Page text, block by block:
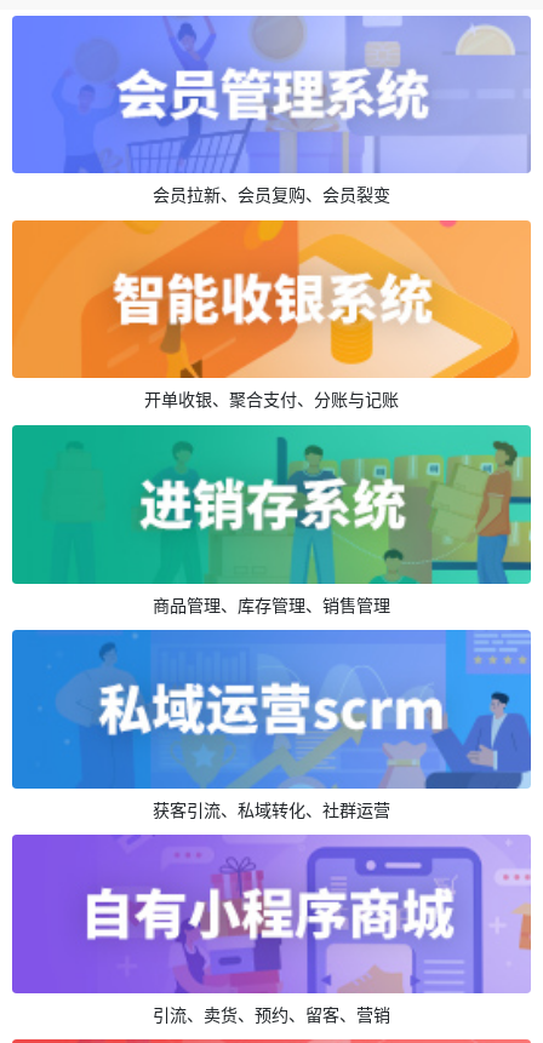
会员拉新、会员复购、会员裂变
开单收银、聚合支付、分账与记账
商品管理、库存管理、销售管理
获客引流、私域转化、社群运营
引流、卖货、预约、留客、营销